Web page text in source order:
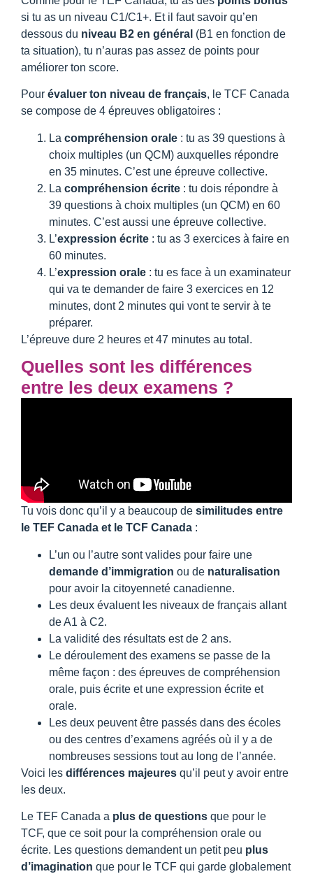
si tu as un niveau C1/C1+. Et il faut savoir qu’en
dessous du niveau B2 en général (B1 en fonction de
ta situation), tu n’auras pas assez de points pour
améliorer ton score.
Pour évaluer ton niveau de français, le TCF Canada
se compose de 4 épreuves obligatoires :
La compréhension orale : tu as 39 questions à
choix multiples (un QCM) auxquelles répondre
en 35 minutes. C’est une épreuve collective.
La compréhension écrite : tu dois répondre à
39 questions à choix multiples (un QCM) en 60
minutes. C’est aussi une épreuve collective.
L’expression écrite : tu as 3 exercices à faire en
60 minutes.
L’expression orale : tu es face à un examinateur
qui va te demander de faire 3 exercices en 12
minutes, dont 2 minutes qui vont te servir à te
préparer.
L’épreuve dure 2 heures et 47 minutes au total.
Quelles sont les différences
entre les deux examens ?
Tu vois donc qu’il y a beaucoup de similitudes entre
le TEF Canada et le TCF Canada :
L’un ou l’autre sont valides pour faire une
demande d’immigration ou de naturalisation
pour avoir la citoyenneté canadienne.
Les deux évaluent les niveaux de français allant
de A1 à C2.
La validité des résultats est de 2 ans.
Le déroulement des examens se passe de la
même façon : des épreuves de compréhension
orale, puis écrite et une expression écrite et
orale.
Les deux peuvent être passés dans des écoles
ou des centres d’examens agréés où il y a de
nombreuses sessions tout au long de l’année.
Voici les différences majeures qu’il peut y avoir entre
les deux.
Le TEF Canada a plus de questions que pour le
TCF, que ce soit pour la compréhension orale ou
écrite. Les questions demandent un petit peu plus
d’imagination que pour le TCF qui garde globalement